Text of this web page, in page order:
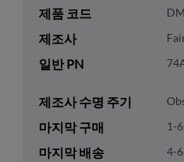
제품 코드
제조사
일반 PN
제조사 수명 주기
마지막 구매 1-
마지막 배송 4-